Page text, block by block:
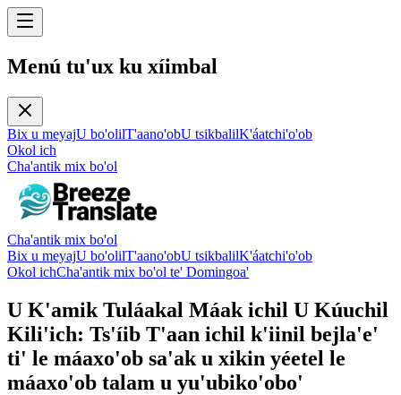
Menú tu'ux ku xíimbal
Bix u meyajU bo'olilT'aano'obU tsikbalilK'áatchi'o'ob
Okol ich
Cha'antik mix bo'ol
Cha'antik mix bo'ol
Bix u meyajU bo'olilT'aano'obU tsikbalilK'áatchi'o'ob
Okol ichCha'antik mix bo'ol te' Domingoa'
U K'amik Tuláakal Máak ichil U Kúuchil
Kili'ich: Ts'íib T'aan ichil k'iinil bejla'e'
ti' le máaxo'ob sa'ak u xikin yéetel le
máaxo'ob talam u yu'ubiko'obo'